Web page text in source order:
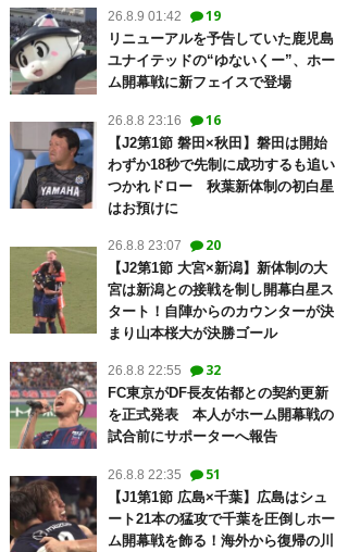
26.8.9 01:42 19
リニューアルを予告していた鹿児島
ユナイテッドの“ゆないくー”、ホー
ム開幕戦に新フェイスで登場
26.8.8 23:16 16
【J2第1節 磐田×秋田】磐田は開始
わずか18秒で先制に成功するも追い
つかれドロー 秋葉新体制の初白星
はお預けに
26.8.8 23:07 20
【J2第1節 大宮×新潟】新体制の大
宮は新潟との接戦を制し開幕白星ス
タート！自陣からのカウンターが決
まり山本桜大が決勝ゴール
26.8.8 22:55 32
FC東京がDF長友佑都との契約更新
を正式発表 本人がホーム開幕戦の
試合前にサポーターへ報告
26.8.8 22:35 51
【J1第1節 広島×千葉】広島はシュ
ート21本の猛攻で千葉を圧倒しホー
ム開幕戦を飾る！海外から復帰の川